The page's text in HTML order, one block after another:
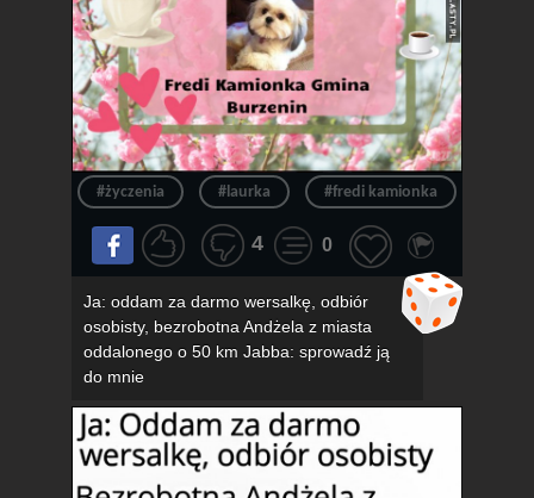
#życzenia #laurka #fredi kamionka
4 0
Ja: oddam za darmo wersalkę, odbiór
osobisty, bezrobotna Andżela z miasta
oddalonego o 50 km Jabba: sprowadź ją
do mnie